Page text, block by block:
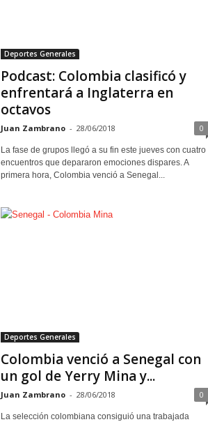
Deportes Generales
Podcast: Colombia clasificó y
enfrentará a Inglaterra en
octavos
Juan Zambrano - 28/06/2018 0
La fase de grupos llegó a su fin este jueves con cuatro
encuentros que depararon emociones dispares. A
primera hora, Colombia venció a Senegal...
Deportes Generales
Colombia venció a Senegal con
un gol de Yerry Mina y...
Juan Zambrano - 28/06/2018 0
La selección colombiana consiguió una trabajada